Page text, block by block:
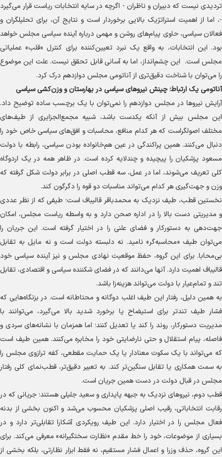
تردیدی نیست که دبیران و ناظران - اگرچه در سایه انتخابات ریاست قرار می‌گیرد
-، اما از اهمیت استراتژیک بالایی برخوردار است و نتایج آن، برای تحلیلگران و
فعالان سیاسی، حاوی پیام‌های روشن و مهمی درباره آینده سیاسی مجلس خواهد
بود. این انتخابات، به واقع یک نبرد تعیین‌کننده برای کنترل «قلب» عملیاتی
مجلس است. این چشم‌انداز، اما به آسانی قابل تحقق نیست. علت این موضوع
را می‌توان با شناخت دقیق‌تری از آناتومی مجلس دوازدهم درک کرد.
آناتومی یک ارتباط؛ چینش نیرو‌های سیاسی در بهارستان و وزن‌کشی سیاسی
آرایش نیرو‌ها در مجلس دوازدهم را نمی‌توان با یک برچسب ساده توضیح داد.
این مجلس بیش از آنکه یکدست باشد، شبیه مجمع‌الجزایری از طیف‌های
مختلف اصولگراست که هر کدام منافع، محاسبات و افق‌های سیاسی خاص خود را
دنبال می‌کنند. همین پراکندگی در عین هم‌خانواده بودن سیاسی، رابطه با دولت
مسعود پزشکیان را پیچیده و چندلایه کرده است. در ظاهر همه در یک اردوگاه
کلی تعریف می‌شوند، اما در عمل، سه قطب اصلی در برابر دولت شکل گرفته که
وزن و جهت‌گیری هر کدام می‌تواند مناسبات دو قوه را دگرگون کند.
نخستین قطب، طیف نزدیک به محمدباقر قالیباف است؛ طیفی که از نظر عددی
و مدیریتی دست بالا را در اداره صحن دارد و به واسطه ریاست مجلس، امکان
جهت‌دهی به دستورکار و فضای علنی را در اختیار گرفته است. این جریان را
می‌توان طیف «محاسبه‌گر» نامید. نه دلبسته دولت است و نه مایل به تقابل
بی‌محابا. برای این گروه، حفظ موقعیت نهادی مجلس و نیز آینده سیاسی خود
قالیباف اهمیت دارد. آنها می‌دانند که در فضای شکننده سیاسی و اقتصادی، تقابل
تند و تمام‌عیار با دولت می‌تواند هزینه‌زا باشد.
به همین دلیل، رفتار این طیف اغلب دوگانه و محتاطانه است. در بزنگاه‌هایی که
فشار طیف تندتر برای استیضاح یا برخورد شدید بالا می‌گیرد، می‌توانند با
مدیریت دستورکار، روند را کند یا تعدیل کنند؛ اما همزمان با نشانه‌های سردی و
فاصله، پیام استقلال و حتی نارضایتی خود را مخابره می‌کنند. همین طیف است
که می‌تواند با یک سکوت معنادار یا یک حمایت مقطعی، کفه ترازوی مجلس را
به سمت همکاری یا تقابل سنگین‌تر کند. به تعبیر دقیق‌تر، قطب‌نمای کلی رفتار
مجلس در قبال دولت در دست همین جریان است.
قطب دوم، نیرو‌های نزدیک به جبهه پایداری و سعید جلیلی هستند؛ جریانی که در
رقابت انتخاباتی، رقیب اصلی پزشکیان محسوب می‌شد و اکنون بخشی از بدنه
فعال مجلس را در اختیار دارد. این طیف رویکردی آشکارا تقابلی‌تر دارد و در
بسیاری از موضوعات، خود را خط مقدم «نظارت سختگیرانه» معرفی می‌کند. برای
این گروه، حذف وزرا و اعمال فشار مستقیم، نه فقط ابزار نظارتی، بلکه بخشی از